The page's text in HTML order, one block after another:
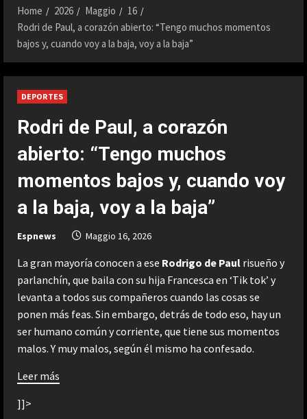
Home 2026 Maggio
16
Rodri de Paul, a corazón abierto: “Tengo muchos momentos
bajos y, cuando voy a la baja, voy a la baja”
DEPORTES
Rodri de Paul, a corazón
abierto: “Tengo muchos
momentos bajos y, cuando voy
a la baja, voy a la baja”
Espnews Maggio 16, 2026
La gran mayoría conocen a ese Rodrigo de Paul risueño y
parlanchín, que baila con su hija Francesca en ‘Tik tok’ y
levanta a todos sus compañeros cuando las cosas se
ponen más feas. Sin embargo, detrás de todo eso, hay un
ser humano común y corriente, que tiene sus momentos
malos. Y muy malos, según él mismo ha confesado.
Leer más
]]>